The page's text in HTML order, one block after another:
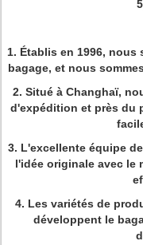
1. Établis en 1996,
bagage, et nous
2. Situé à Changhaï,
d'expédition et près du
3. L'excellente équipe
l'idée originale avec le
4. Les variétés de
développent le